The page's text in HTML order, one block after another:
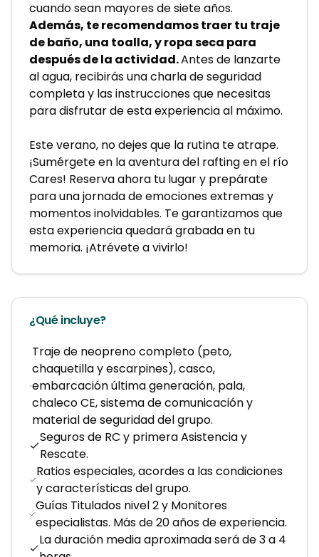
Además, te recomendamos traer tu traje
de baño, una toalla, y ropa seca para
después de la actividad. Antes de lanzarte
al agua, recibirás una charla de seguridad
completa y las instrucciones que necesitas
para disfrutar de esta experiencia al máximo.
Este verano, no dejes que la rutina te atrape.
¡Sumérgete en la aventura del rafting en el río
Cares! Reserva ahora tu lugar y prepárate
para una jornada de emociones extremas y
momentos inolvidables. Te garantizamos que
esta experiencia quedará grabada en tu
memoria. ¡Atrévete a vivirlo!
¿Qué incluye?
Traje de neopreno completo (peto,
chaquetilla y escarpines), casco,
embarcación última generación, pala,
chaleco CE, sistema de comunicación y
material de seguridad del grupo.
Seguros de RC y primera Asistencia y
Rescate.
Ratios especiales, acordes a las condiciones
y características del grupo.
Guías Titulados nivel 2 y Monitores
especialistas. Más de 20 años de experiencia.
La duración media aproximada será de 3 a 4